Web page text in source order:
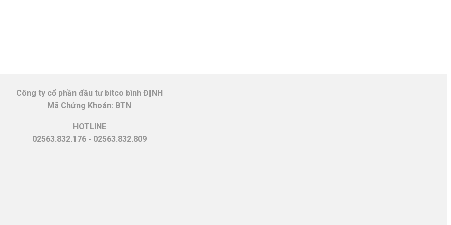
Công ty cổ phần đầu tư bitco bình ĐỊNH
Mã Chứng Khoán: BTN
HOTLINE
02563.832.176 - 02563.832.809